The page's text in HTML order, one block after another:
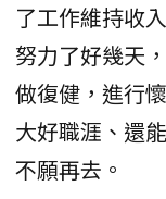
了工作維持收
努力了好幾天
做復健，進行
大好職涯、還
不願再去。